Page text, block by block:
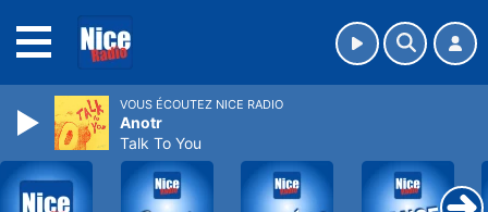
VOUS ÉCOUTEZ NICE RADIO
Anotr
Talk To You